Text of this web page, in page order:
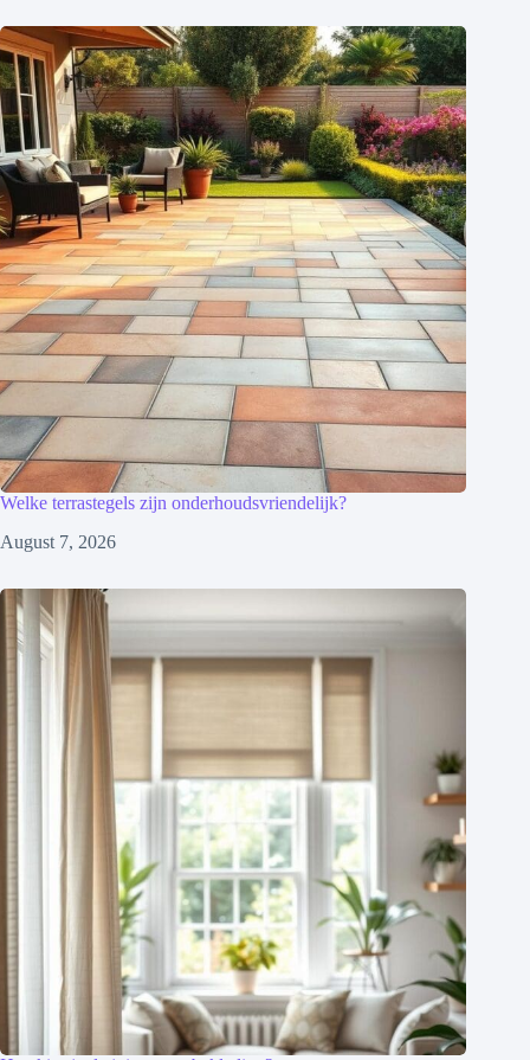
Welke terrastegels zijn onderhoudsvriendelijk?
August 7, 2026